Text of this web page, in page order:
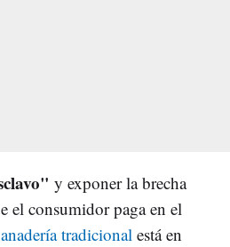
y exponer la brecha
el consumidor paga en el
tradicional está en